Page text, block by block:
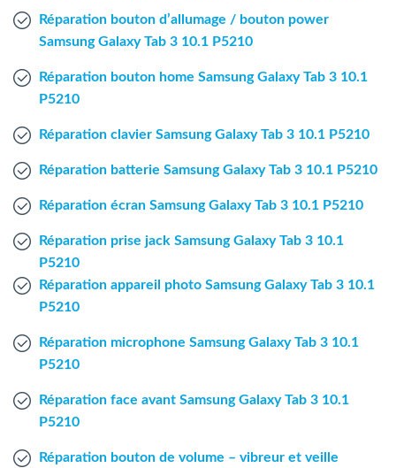
Fr Nl En
Réparation bouton d’allumage / bouton power
Samsung Galaxy Tab 3 10.1 P5210
Réparation bouton home Samsung Galaxy Tab 3 10.1
P5210
Réparation clavier Samsung Galaxy Tab 3 10.1 P5210
Réparation batterie Samsung Galaxy Tab 3 10.1 P5210
Réparation écran Samsung Galaxy Tab 3 10.1 P5210
Réparation prise jack Samsung Galaxy Tab 3 10.1
P5210
Réparation appareil photo Samsung Galaxy Tab 3 10.1
P5210
Réparation microphone Samsung Galaxy Tab 3 10.1
P5210
Réparation face avant Samsung Galaxy Tab 3 10.1
P5210
Réparation bouton de volume – vibreur et veille